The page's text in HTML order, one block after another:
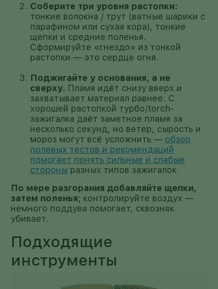
Соберите три уровня растопки:
тонкие волокна / трут (ватные шарики с
парафином или сухая кора), тонкие
щепки и средние поленья.
Сформируйте «гнездо» из тонкой
растопки — это сердце огня.
Поджигайте у основания, а не
сверху. Пламя идёт снизу вверх и
захватывает материал равнее. С
хорошей растопкой турбо/torch-
зажигалка даёт заметное пламя за
несколько секунд, но ветер, сырость и
мороз могут всё усложнить — обзор
полевых тестов и рекомендаций
помогает понять сильные и слабые
стороны разных типов зажигалок
По мере разгорания добавляйте щепки,
затем поленья; контролируйте воздух —
немного поддува помогает, сквозняк
убивает.
Подходящие
инструменты